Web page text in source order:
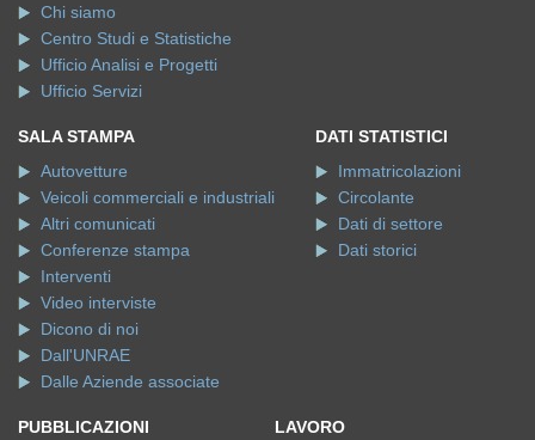
Chi siamo
Centro Studi e Statistiche
Ufficio Analisi e Progetti
Ufficio Servizi
SALA STAMPA
Autovetture
Veicoli commerciali e industriali
Altri comunicati
Conferenze stampa
Interventi
Video interviste
Dicono di noi
Dall'UNRAE
Dalle Aziende associate
DATI STATISTICI
Immatricolazioni
Circolante
Dati di settore
Dati storici
PUBBLICAZIONI
LAVORO